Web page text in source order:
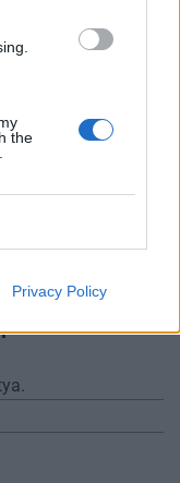
the
Privacy Policy
indul